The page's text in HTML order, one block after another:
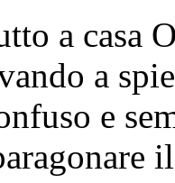
a casa
a
e